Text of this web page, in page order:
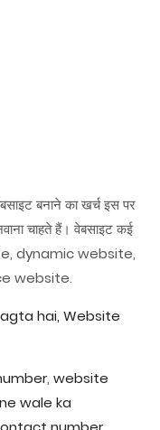
बनाने का खर्च इस पर
चाहते हैं। वेबसाइट कई
dynamic website,
website.
hai, Website
, website
wale ka